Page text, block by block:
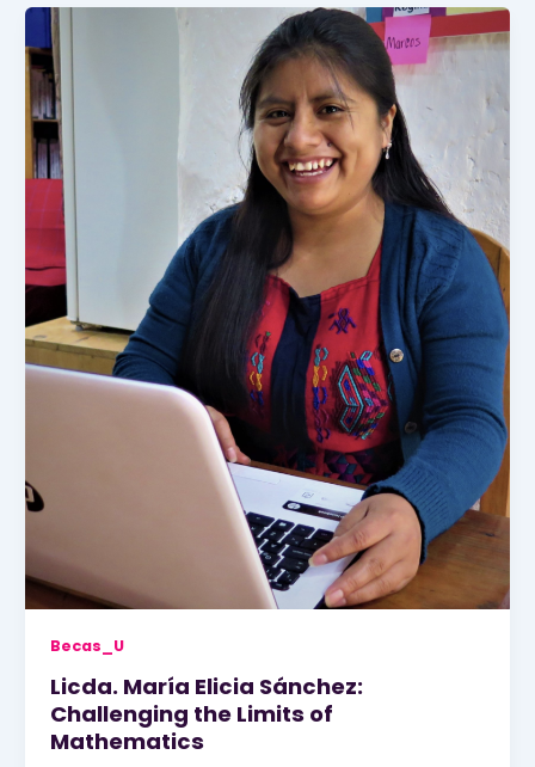
Becas_U
Licda. María Elicia Sánchez:
Challenging the Limits of
Mathematics